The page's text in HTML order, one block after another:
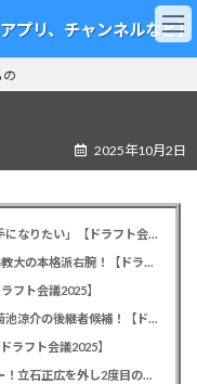
プリ、チャンネルなど】
2025年10月2日
カープドラ6西川篤夢！「日本を代表する遊撃手になりたい」【ドラフト会議2025】
カープドラ5赤木晴哉！191cm最速153キロ！佛教大の本格派右腕！【ドラフト会議2025】
フト会議2025】
カープドラ3勝田成！近畿大163cmセカンド！菊池涼介の後継者候補！【ドラフト会議2025】
ラフト会議2025】
カープドラ1平川蓮！187cmのスイッチヒッター！立石正広を外し2度目の重複も新井監督がクジを引き当てる！【ドラフト会議2025】